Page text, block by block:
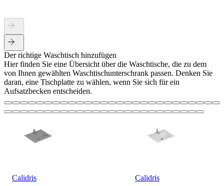
Der richtige Waschtisch hinzufügen
Hier finden Sie eine Übersicht über die Waschtische, die zu dem
von Ihnen gewählten Waschtischunterschrank passen. Denken Sie
daran, eine Tischplatte zu wählen, wenn Sie sich für ein
Aufsatzbecken entscheiden.
Calidris
Calidris